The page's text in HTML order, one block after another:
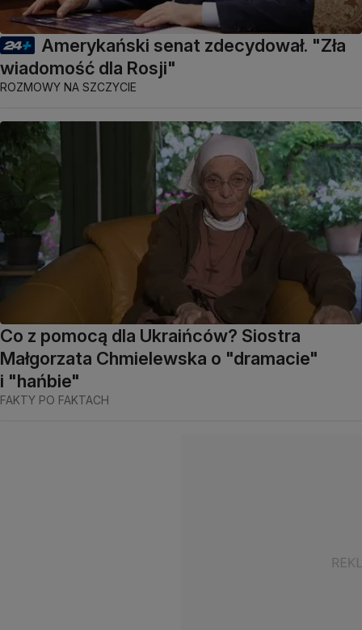
Amerykański senat zdecydował. "Zła
wiadomość dla Rosji"
ROZMOWY NA SZCZYCIE
Co z pomocą dla Ukraińców? Siostra
Małgorzata Chmielewska o "dramacie"
i "hańbie"
FAKTY PO FAKTACH